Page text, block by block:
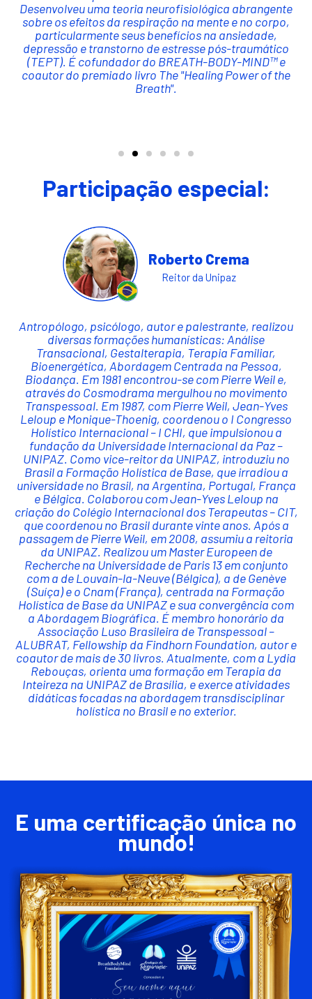
Desenvolveu uma teoria neurofisiológica abrangente
sobre os efeitos da respiração na mente e no corpo,
particularmente seus benefícios na ansiedade,
depressão e transtorno de estresse pós-traumático
(TEPT). É cofundador do BREATH-BODY-MIND™ e
coautor do premiado livro The "Healing Power of the
Breath".​
Participação especial:
Antropólogo, psicólogo, autor e palestrante, realizou
diversas formações humanísticas: Análise
Transacional, Gestalterapia, Terapia Familiar,
Bioenergética, Abordagem Centrada na Pessoa,
Biodança. Em 1981 encontrou-se com Pierre Weil e,
através do Cosmodrama mergulhou no movimento
Transpessoal. Em 1987, com Pierre Weil, Jean-Yves
Leloup e Monique-Thoenig, coordenou o I Congresso
Holístico Internacional – I CHI, que impulsionou a
fundação da Universidade Internacional da Paz –
UNIPAZ. Como vice-reitor da UNIPAZ, introduziu no
Brasil a Formação Holística de Base, que irradiou a
universidade no Brasil, na Argentina, Portugal, França
e Bélgica. Colaborou com Jean-Yves Leloup na
criação do Colégio Internacional dos Terapeutas – CIT,
que coordenou no Brasil durante vinte anos. Após a
passagem de Pierre Weil, em 2008, assumiu a reitoria
da UNIPAZ. Realizou um Master Europeen de
Recherche na Universidade de Paris 13 em conjunto
com a de Louvain-la-Neuve (Bélgica), a de Genève
(Suíça) e o Cnam (França), centrada na Formação
Holística de Base da UNIPAZ e sua convergência com
a Abordagem Biográfica. É membro honorário da
Associação Luso Brasileira de Transpessoal –
ALUBRAT, Fellowship da Findhorn Foundation, autor e
coautor de mais de 30 livros. Atualmente, com a Lydia
Rebouças, orienta uma formação em Terapia da
Inteireza na UNIPAZ de Brasília, e exerce atividades
didáticas focadas na abordagem transdisciplinar
holística no Brasil e no exterior.​
Roberto Crema
Reitor da Unipaz
E uma certificação única no
mundo!